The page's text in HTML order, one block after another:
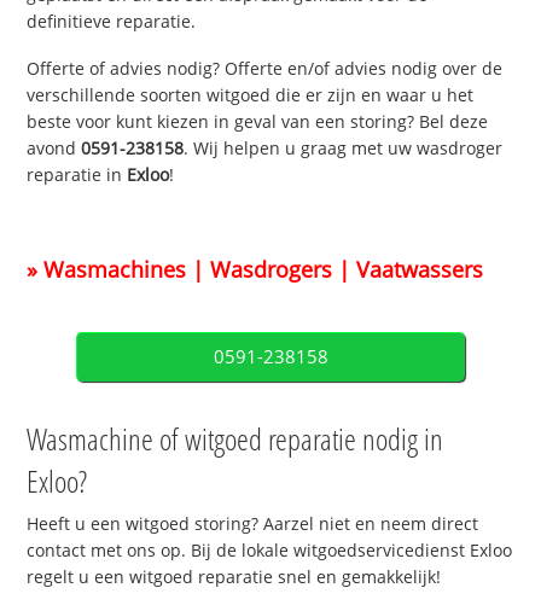
definitieve reparatie.
Offerte of advies nodig? Offerte en/of advies nodig over de
verschillende soorten witgoed die er zijn en waar u het
beste voor kunt kiezen in geval van een storing? Bel deze
avond0591-238158. Wij helpen u graag met uw wasdroger
reparatie in Exloo!
» Wasmachines | Wasdrogers | Vaatwassers
0591-238158
Wasmachine of witgoed reparatie nodig in
Exloo?
Heeft u een witgoed storing? Aarzel niet en neem direct
contact met ons op. Bij de lokale witgoedservicedienst Exloo
regelt u een witgoed reparatie snel en gemakkelijk!